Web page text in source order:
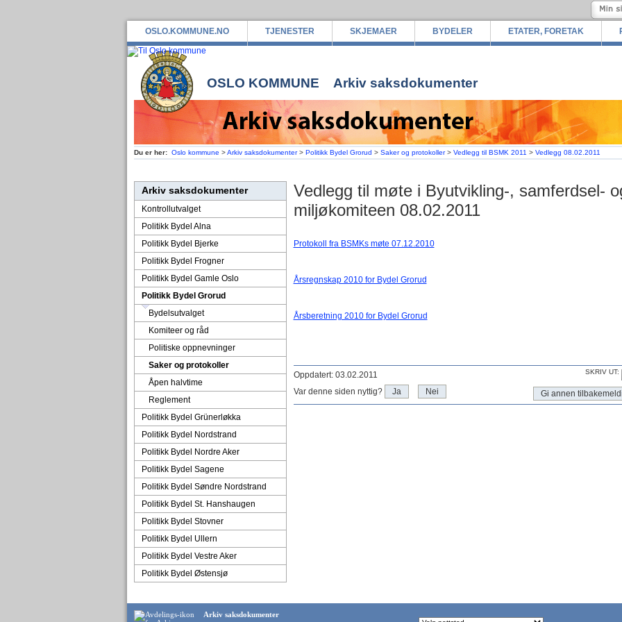
OSLO.KOMMUNE.NO TJENESTER SKJEMAER BYDELER ETATER, FORETAK
OSLO KOMMUNE Arkiv saksdokumenter
Du er her: Oslo kommune >Arkiv saksdokumenter> Politikk Bydel Grorud > Saker og protokoller> Vedlegg til BSMK 2011 > Vedlegg 08.02.2011
Arkiv saksdokumenter
Kontrollutvalget
Politikk Bydel Alna
Politikk Bydel Bjerke
Politikk Bydel Frogner
Politikk Bydel Gamle Oslo
Politikk Bydel Grorud
Bydelsutvalget
Komiteer og råd
Politiske oppnevninger
Saker og protokoller
Åpen halvtime
Reglement
Politikk Bydel Grünerløkka
Politikk Bydel Nordstrand
Politikk Bydel Nordre Aker
Politikk Bydel Sagene
Politikk Bydel Søndre Nordstrand
Politikk Bydel St. Hanshaugen
Politikk Bydel Stovner
Politikk Bydel Ullern
Politikk Bydel Vestre Aker
Politikk Bydel Østensjø
Vedlegg til møte i Byutvikling-, samferdsel-
miljøkomiteen 08.02.2011
Protokoll fra BSMKs møte 07.12.2010
Årsregnskap 2010 for Bydel Grorud
Årsberetning 2010 for Bydel Grorud
Oppdatert: 03.02.2011 SKRIV UT:
Var denne siden nyttig? Ja Nei Gi annen
Arkiv saksdokumenter